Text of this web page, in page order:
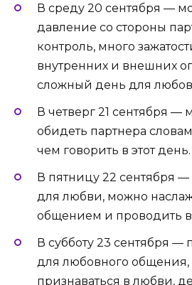
В среду 20 сентября —
давление со стороны
контроль, много
внутренних и внешних
сложный день для
В четверг 21 сентября —
обидеть партнера
чем говорить в этот день.
В пятницу 22 сентября
для любви, можно
общением и проводить
В субботу 23 сентября
для любовного
признаваться в любви,